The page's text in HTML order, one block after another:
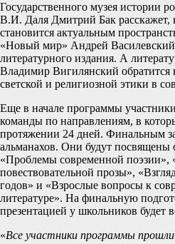
Государственного музея истории
В.И. Даля Дмитрий Бак расскажет,
становится актуальным
«Новый мир» Андрей
литературного издания. А
Владимир Вигилянский
светской и религиозной этики в
Еще в начале программы
команды по направлениям, в
протяжении 24 дней. Финальным
альманахов. Они будут посвящены
«Проблемы современной
повествовательной прозы»,
годов» и «Взрослые вопросы к
литературе». На финальную
презентацией у школьников будет
«Все участники программы